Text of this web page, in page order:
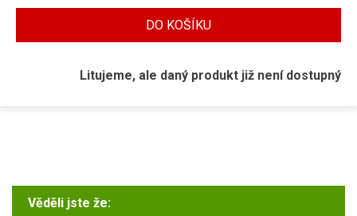
DO KOŠÍKU
Litujeme, ale daný produkt již není dostupný
Věděli jste že: